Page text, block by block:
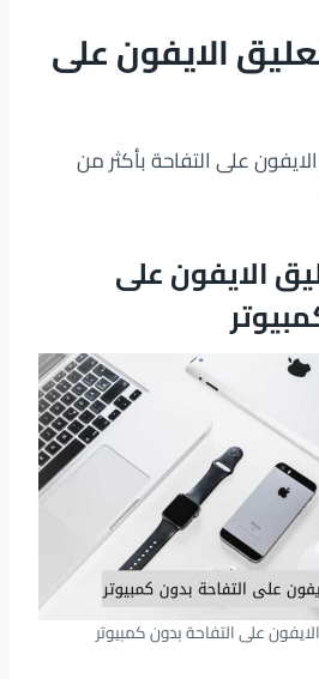
الايفون على
على التفاحة بأكثر من
الايفون على
على التفاحة بدون كمبيوتر